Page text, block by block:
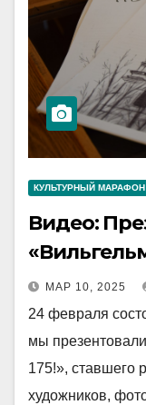
КУЛЬТУРНЫЙ МАРАФОН
Видео:
МАР 10, 2025
24 февраля
мы
175!», ставшего
художников,